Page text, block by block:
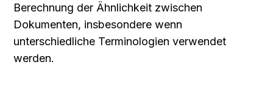
Berechnung der Ähnlichkeit zwischen
Dokumenten, insbesondere wenn
unterschiedliche Terminologien verwendet
werden.